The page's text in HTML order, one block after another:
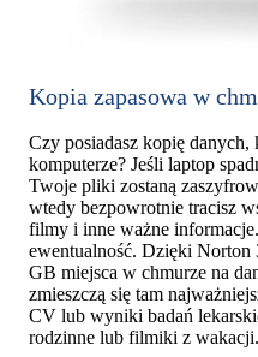
Kopia zapasowa w
Czy posiadasz kopię
komputerze? Jeśli laptop
Twoje pliki zostaną
wtedy bezpowrotnie tracisz
filmy i inne ważne
ewentualność. Dzięki Norton
GB miejsca w chmurze na
zmieszczą się tam
CV lub wyniki badań
rodzinne lub filmiki z wakacji.